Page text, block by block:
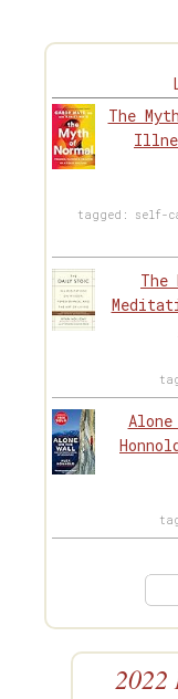
The
tagged: self-
2022